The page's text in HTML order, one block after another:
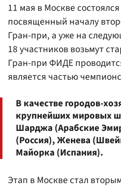
11 мая в Москве
посвященный началу
Гран-при, а уже на
18 участников возьмут
Гран-при ФИДЕ
является частью
В качестве городов-
крупнейших мировых
Шарджа (Арабские
(Россия), Женева
Майорка (Испания).
Этап в Москве стал